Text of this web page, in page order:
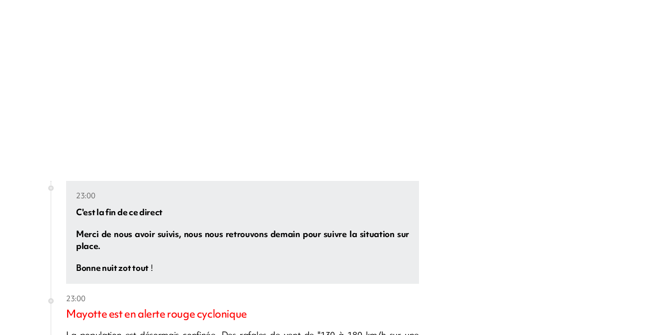
23:00
C'est la fin de ce direct
Merci de nous avoir suivis, nous nous retrouvons demain pour suivre la situation sur
place.
Bonne nuit zot tout!
23:00
Mayotte est en alerte rouge cyclonique